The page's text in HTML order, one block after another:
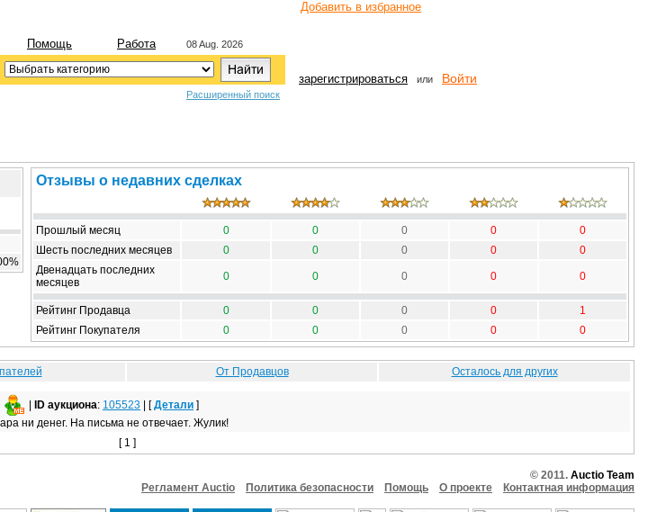
Помощь Работа
Расширенный поиск
08 Aug. 2026
Добавить в избранное
зарегистрироваться или Войти
Отзывы о недавних сделках
Прошлый месяц 0 0 0 0
0
Шесть последних месяцев
0 0 0 0
0
Двенадцать последних
месяцев
0 0 0 0 0
Рейтинг Продавца 0 0 0 0
1
Рейтинг Покупателя
0 0 0 0 0
От Продавцов Осталось для других
| ID аукциона: 105523 | [Детали ]
ни денег. На письма не отвечает. Жулик!
[ 1 ]
© 2011. Auctio Team
Регламент Auctio
Политика безопасности Помощь О проекте Контактная информация